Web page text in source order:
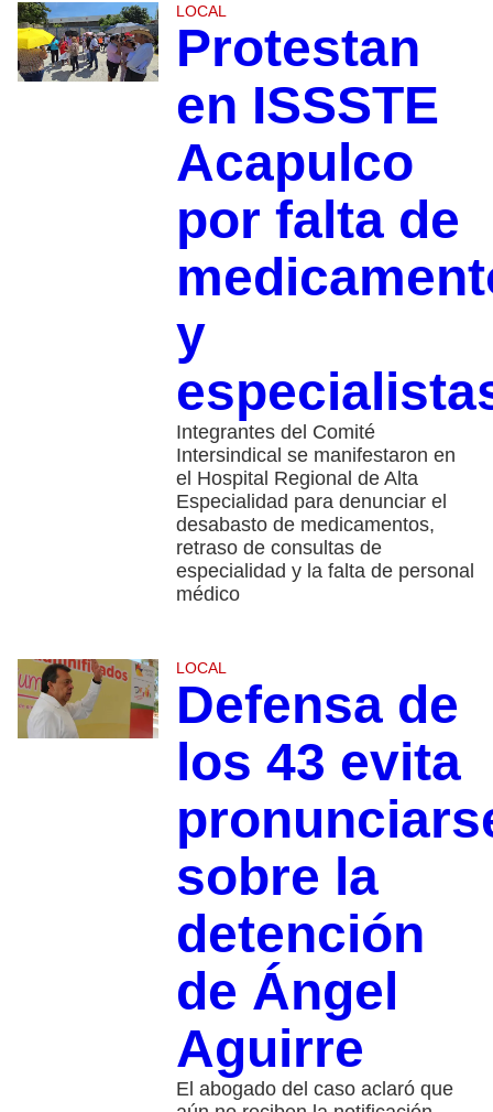
LOCAL
Protestan
en ISSSTE
Acapulco
por falta de
y
Integrantes del Comité
Intersindical se manifestaron en
el Hospital Regional de Alta
Especialidad para denunciar el
desabasto de medicamentos,
retraso de consultas de
especialidad y la falta de personal
médico
LOCAL
Defensa de
los 43 evita
sobre la
detención
de Ángel
Aguirre
El abogado del caso aclaró que